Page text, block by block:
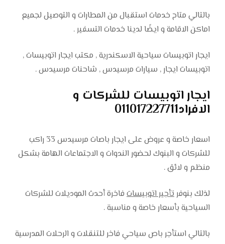
بالتالي متاح خدمات استقبال من المطارات و التوصيل لجميع
اماكن الاقامة و ايضًا لدينا خدمات التسفير .
ايجار اتوبيسات سياحية الاسكندرية , مكتب ايجار اتوبيسات ,
اتوبيسات ايجار , سيارات مرسيدس , شاحنات مرسيدس .
ايجار اتوبيسات للشركات و
الافراد011017227711
اسعار خاصة و عروض على ايجار باصات مرسيدس 33 راكب
للشركات و البنوك لحضور الندوات و الاجتماعات الهامة بشكل
منظم و لائق .
لذلك بنوفرتأجير اتوبيسات فاخرة أحدث الموديلات للشركات
السياحية بأسعار خاصة و مناسبة .
بالتالي استأجر باص سياحي فاخر للتنقلات و الرحلات المدرسية